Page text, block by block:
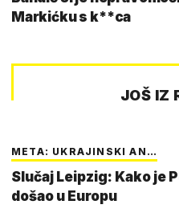
Markićku s k**ca
JOŠ IZ
META: UKRAJINSKI AN…
Slučaj Leipzig: Kako je
došao u Europu